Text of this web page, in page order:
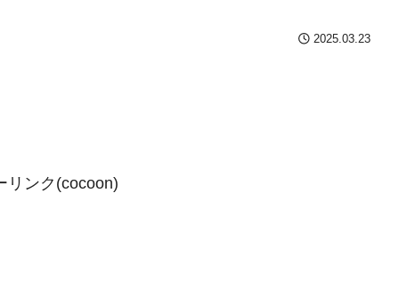
2025.03.23
リンク(cocoon)